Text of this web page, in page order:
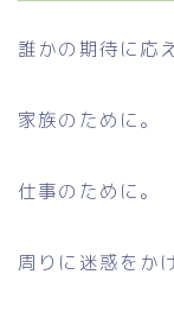
誰かの期待に応
家族のために。
仕事のために。
周りに迷惑をか